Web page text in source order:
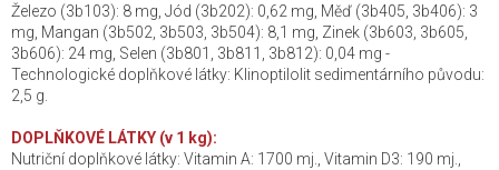
Železo (3b103): 8 mg, Jód (3b202): 0,62 mg, Měď (3b405, 3b406): 3
mg, Mangan (3b502, 3b503, 3b504): 8,1 mg, Zinek (3b603, 3b605,
3b606): 24 mg, Selen (3b801, 3b811, 3b812): 0,04 mg -
Technologické doplňkové látky: Klinoptilolit sedimentárního původu:
2,5 g.
DOPLŇKOVÉ LÁTKY (v 1 kg):
Nutriční doplňkové látky: Vitamin A: 1700 mj., Vitamin D3: 190 mj.,